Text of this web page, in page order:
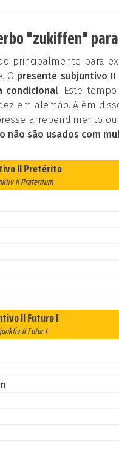
"zukiffen"
principalmente para
O presente subjuntivo
condicional. Este
em alemão. Além
arrependimento
não são usados com
II Pretérito
II Präteritum
II Futuro I
II Futur I